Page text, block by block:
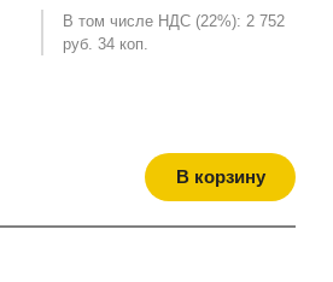
В том числе НДС (22%): 2 752
руб. 34 коп.
В корзину